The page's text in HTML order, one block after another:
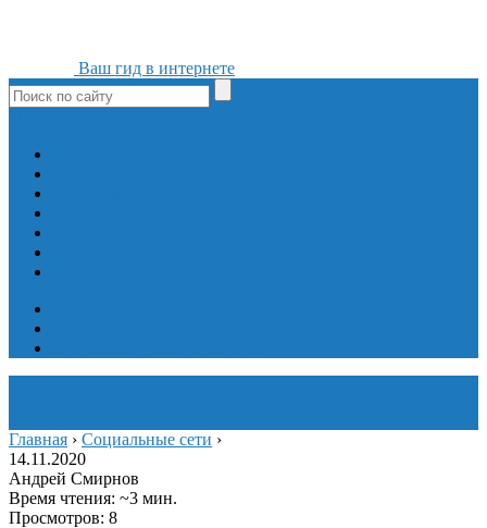
Ваш гид в интернете
Главная › Социальные сети ›
14.11.2020
Андрей Смирнов
Время чтения: ~3 мин.
Просмотров: 8